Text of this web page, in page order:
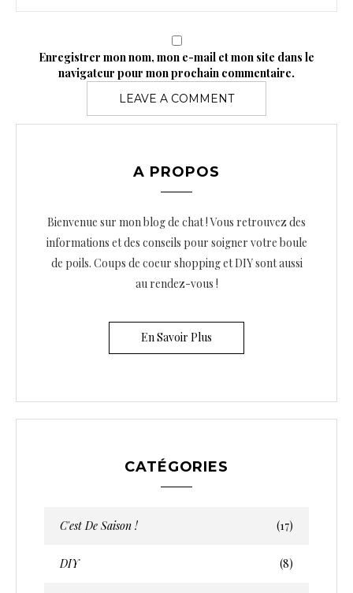
Enregistrer mon nom, mon e-mail et mon site dans le
navigateur pour mon prochain commentaire.
A PROPOS
Bienvenue sur mon blog de chat ! Vous retrouvez des
informations et des conseils pour soigner votre boule
de poils. Coups de coeur shopping et DIY sont aussi
au rendez-vous !
En Savoir Plus
CATÉGORIES
C'est De Saison ! (17)
DIY (8)